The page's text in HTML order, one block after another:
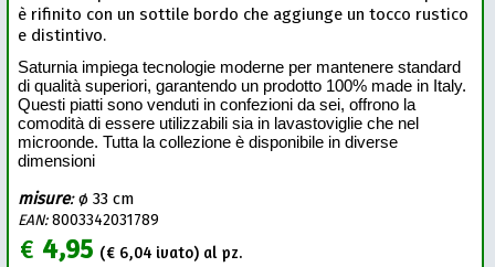
è rifinito con un sottile bordo che aggiunge un tocco rustico
e distintivo.
Saturnia impiega tecnologie moderne per mantenere standard
di qualità superiori, garantendo un prodotto 100% made in Italy.
Questi piatti sono venduti in confezioni da sei, offrono la
comodità di essere utilizzabili sia in lavastoviglie che nel
microonde. Tutta la collezione è disponibile in diverse
dimensioni
misure:ø 33 cm
EAN:8003342031789
€ 4,95 (€ 6,04ivato) al pz.